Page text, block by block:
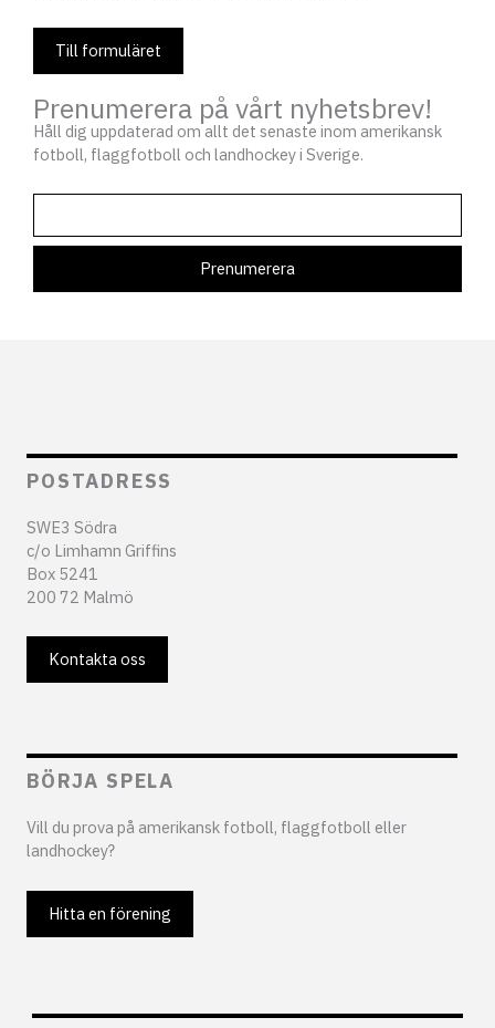
Till formuläret
Prenumerera på vårt nyhetsbrev!
Håll dig uppdaterad om allt det senaste inom amerikansk
fotboll, flaggfotboll och landhockey i Sverige.
POSTADRESS
SWE3 Södra
c/o Limhamn Griffins
Box 5241
200 72 Malmö
Kontakta oss
BÖRJA SPELA
Vill du prova på amerikansk fotboll, flaggfotboll eller
landhockey?
Hitta en förening